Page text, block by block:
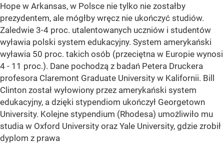
Hope w Arkansas, w Polsce nie tylko nie zostałby
prezydentem, ale mógłby wręcz nie ukończyć studiów.
Zaledwie 3-4 proc. utalentowanych uczniów i studentów
wyławia polski system edukacyjny. System amerykański
wyławia 50 proc. takich osób (przeciętna w Europie wynosi
4 - 11 proc.). Dane pochodzą z badań Petera Druckera
profesora Claremont Graduate University w Kalifornii. Bill
Clinton został wyłowiony przez amerykański system
edukacyjny, a dzięki stypendiom ukończył Georgetown
University. Kolejne stypendium (Rhodesa) umożliwiło mu
studia w Oxford University oraz Yale University, gdzie zrobił
dyplom z prawa